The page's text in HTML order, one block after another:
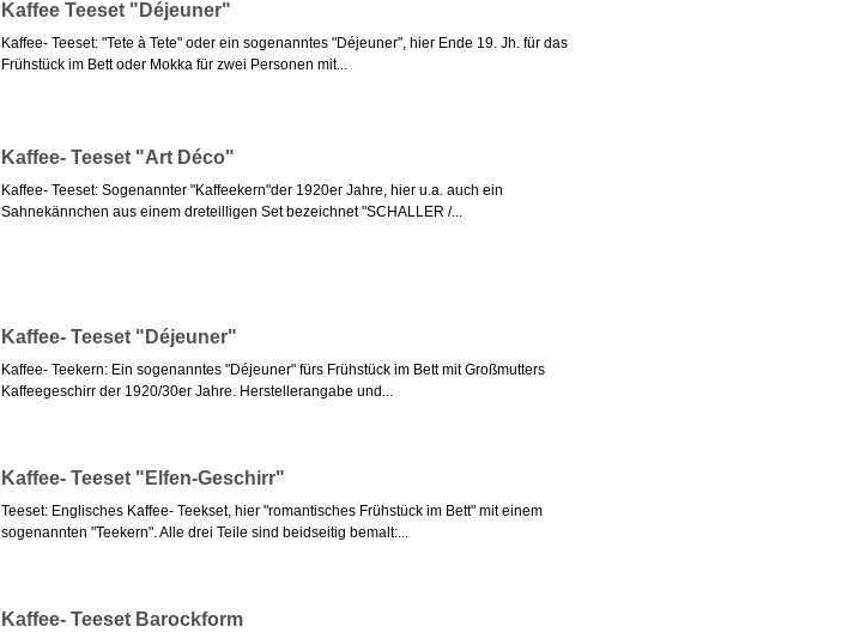
Kaffee Teeset "Déjeuner"
Kaffee- Teeset: "Tete à Tete" oder ein sogenanntes "Déjeuner", hier Ende 19. Jh. für das
Frühstück im Bett oder Mokka für zwei Personen mit...
Kaffee- Teeset "Art Déco"
Kaffee- Teeset: Sogenannter "Kaffeekern"der 1920er Jahre, hier u.a. auch ein
Sahnekännchen aus einem dreteilligen Set bezeichnet "SCHALLER /...
Kaffee- Teeset "Déjeuner"
Kaffee- Teekern: Ein sogenanntes "Déjeuner" fürs Frühstück im Bett mit Großmutters
Kaffeegeschirr der 1920/30er Jahre. Herstellerangabe und...
Kaffee- Teeset "Elfen-Geschirr"
Teeset: Englisches Kaffee- Teekset, hier "romantisches Frühstück im Bett" mit einem
sogenannten "Teekern". Alle drei Teile sind beidseitig bemalt:...
Kaffee- Teeset Barockform